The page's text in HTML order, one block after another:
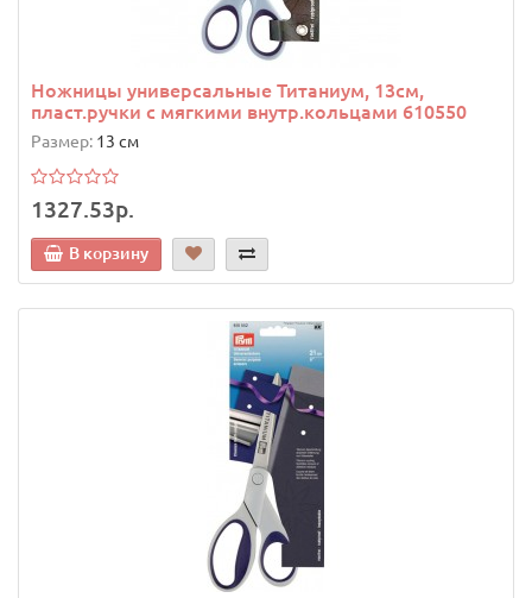
Ножницы универсальные Титаниум, 13см,
пласт.ручки с мягкими внутр.кольцами 610550
Размер: 13 см
1327.53р.
В корзину